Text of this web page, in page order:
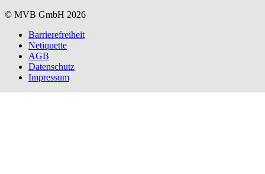
© MVB GmbH 2026
Barrierefreiheit
Netiquette
AGB
Datenschutz
Impressum